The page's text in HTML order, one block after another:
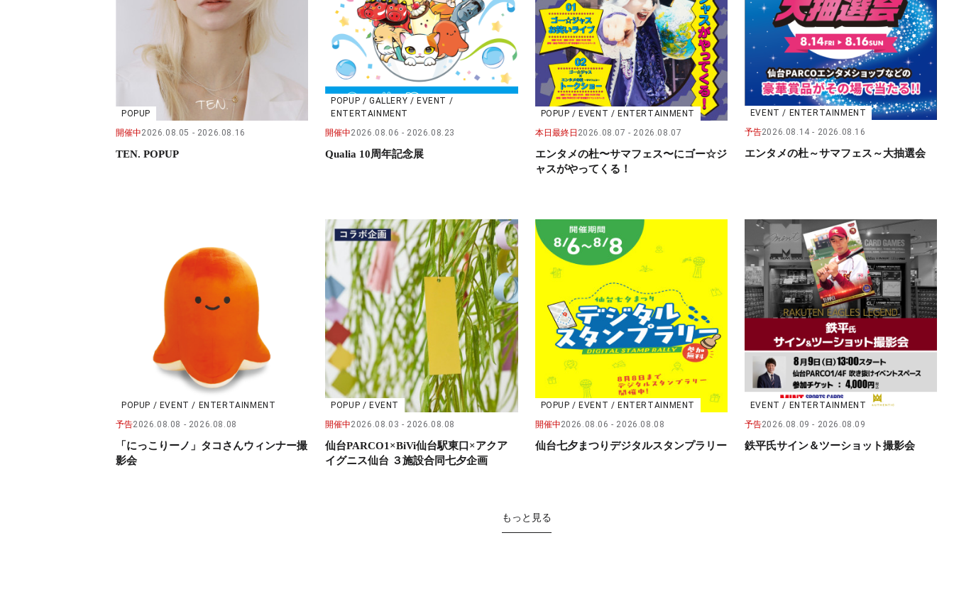
POPUP
開催中2026.08.05 2026.08.16
TEN. POPUP
POPUP / GALLERY / EVENT /
ENTERTAINMENT
開催中2026.08.06 2026.08.23
Qualia 10周年記念展
POPUP / EVENT / ENTERTAINMENT
本日最終日 2026.08.07 2026.08.07
エンタメの杜〜サマフェス〜にゴー☆ジ
ャスがやってくる！
EVENT / ENTERTAINMENT
予告2026.08.14 2026.08.16
エンタメの杜～サマフェス～大抽選会
POPUP / EVENT / ENTERTAINMENT
予告2026.08.08 2026.08.08
「にっこりーノ」タコさんウィンナー撮
影会
POPUP / EVENT
開催中2026.08.03 2026.08.08
仙台PARCO1×BiVi仙台駅東口×アクア
イグニス仙台 ３施設合同七夕企画
POPUP / EVENT / ENTERTAINMENT
開催中2026.08.06 2026.08.08
仙台七夕まつりデジタルスタンプラリー
EVENT / ENTERTAINMENT
予告2026.08.09 2026.08.09
鉄平氏サイン＆ツーショット撮影会
もっと見る